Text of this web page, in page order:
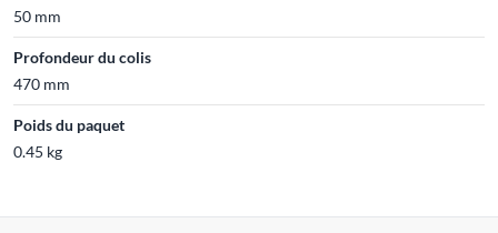
50 mm
Profondeur du colis
470 mm
Poids du paquet
0.45 kg